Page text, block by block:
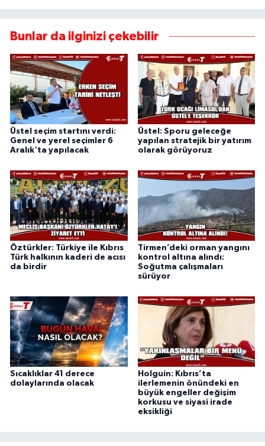
Bunlar da ilginizi çekebilir
Üstel seçim startını verdi:
Genel ve yerel seçimler 6
Aralık'ta yapılacak
Üstel: Sporu geleceğe
yapılan stratejik bir yatırım
olarak görüyoruz
Öztürkler: Türkiye ile Kıbrıs
Türk halkının kaderi de acısı
da birdir
Tirmen’deki orman yangını
kontrol altına alındı:
Soğutma çalışmaları
sürüyor
Sıcaklıklar 41 derece
dolaylarında olacak
Holguín: Kıbrıs’ta
ilerlemenin önündeki en
büyük engeller değişim
korkusu ve siyasi irade
eksikliği